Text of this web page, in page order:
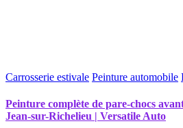
Carrosserie estivale Peinture automobile
Peinture complète de pare-chocs
Jean-sur-Richelieu | Versatile Auto